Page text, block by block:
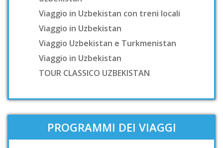
Viaggio in Uzbekistan con treni locali
Viaggio in Uzbekistan
Viaggio Uzbekistan e Turkmenistan
Viaggio in Uzbekistan
TOUR CLASSICO UZBEKISTAN
PROGRAMMI DEI VIAGGI